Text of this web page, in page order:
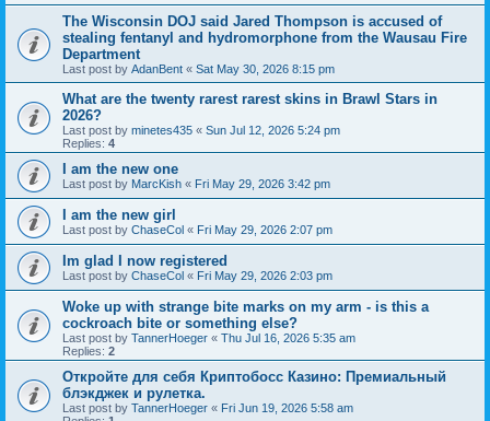
The Wisconsin DOJ said Jared Thompson is accused of
stealing fentanyl and hydromorphone from the Wausau Fire
Department
Last post by AdanBent « Sat May 30, 2026 8:15 pm
What are the twenty rarest rarest skins in Brawl Stars in
2026?
Last post by minetes435 « Sun Jul 12, 2026 5:24 pm
Replies: 4
I am the new one
Last post by MarcKish « Fri May 29, 2026 3:42 pm
I am the new girl
Last post by ChaseCol « Fri May 29, 2026 2:07 pm
Im glad I now registered
Last post by ChaseCol « Fri May 29, 2026 2:03 pm
Woke up with strange bite marks on my arm - is this a
cockroach bite or something else?
Last post by TannerHoeger « Thu Jul 16, 2026 5:35 am
Replies: 2
Откройте для себя Криптобосс Казино: Премиальный
блэкджек и рулетка.
Last post by TannerHoeger « Fri Jun 19, 2026 5:58 am